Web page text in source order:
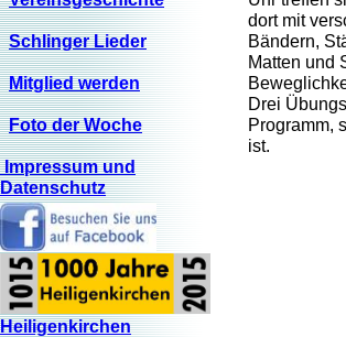
Schlinger Lieder
Mitglied werden
Foto der Woche
Impressum und
Datenschutz
Heiligenkirchen
dort mit
Bändern,
Matten und
Drei
Programm,
ist.